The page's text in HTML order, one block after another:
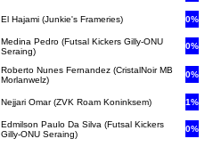
El Hajami (Junkie's Frameries) 0%
Medina Pedro (Futsal Kickers Gilly-ONU
Seraing)
0%
Roberto Nunes Fernandez (CristalNoir MB
Morlanwelz)
0%
Nejjari Omar (ZVK Roam Koninksem) 1%
Edmilson Paulo Da Silva (Futsal Kickers
Gilly-ONU Seraing)
0%